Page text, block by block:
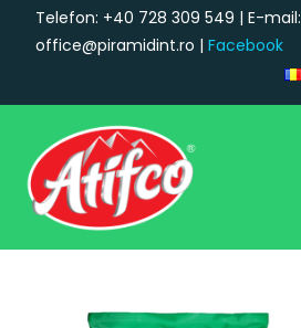
Telefon: +40 728 309 549 | E-mail:
office@piramidint.ro | Facebook
Navigare principală